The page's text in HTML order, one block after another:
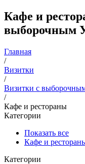
Кафе и
выборочным
Главная
/
Визитки
/
Визитки с
/
Кафе и рестораны
Категории
Показать все
Кафе и
Категории